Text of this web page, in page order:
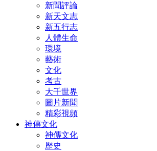
新聞評論
新天文志
新五行志
人體生命
環境
藝術
文化
考古
大千世界
圖片新聞
精彩視頻
神傳文化
神傳文化
歷史